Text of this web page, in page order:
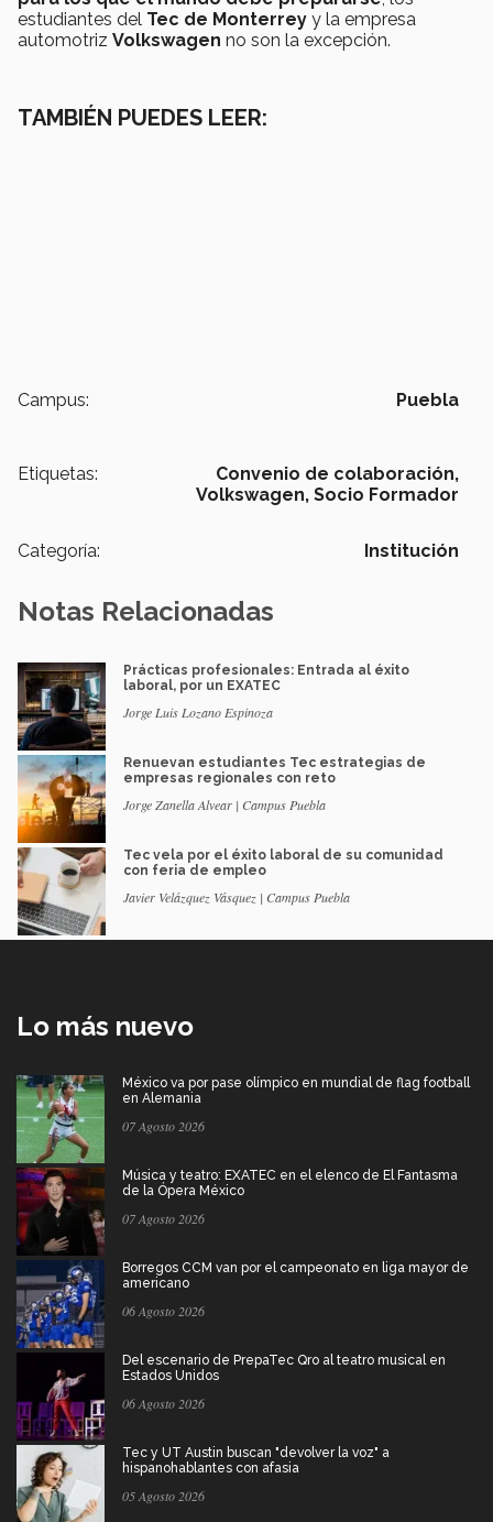
estudiantes del Tec de Monterrey y la empresa
automotriz Volkswagen no son la excepción.
TAMBIÉN PUEDES LEER:
Campus: Puebla
Etiquetas:
Convenio de colaboración,
Volkswagen, Socio Formador
Categoría: Institución
Notas Relacionadas
Prácticas profesionales: Entrada al éxito
laboral, por un EXATEC
Jorge Luis Lozano Espinoza
Renuevan estudiantes Tec estrategias de
empresas regionales con reto
Jorge Zanella Alvear | Campus Puebla
Tec vela por el éxito laboral de su comunidad
con feria de empleo
Javier Velázquez Vásquez | Campus Puebla
Lo más nuevo
México va por pase olímpico en mundial de flag football
en Alemania
07 Agosto 2026
Música y teatro: EXATEC en el elenco de El Fantasma
de la Ópera México
07 Agosto 2026
Borregos CCM van por el campeonato en liga mayor de
americano
06 Agosto 2026
Del escenario de PrepaTec Qro al teatro musical en
Estados Unidos
06 Agosto 2026
Tec y UT Austin buscan "devolver la voz" a
hispanohablantes con afasia
05 Agosto 2026